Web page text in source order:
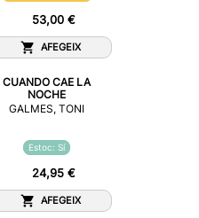
53,00 €
AFEGEIX
CUANDO CAE LA
NOCHE
GALMES, TONI
Estoc: Sí
24,95 €
AFEGEIX